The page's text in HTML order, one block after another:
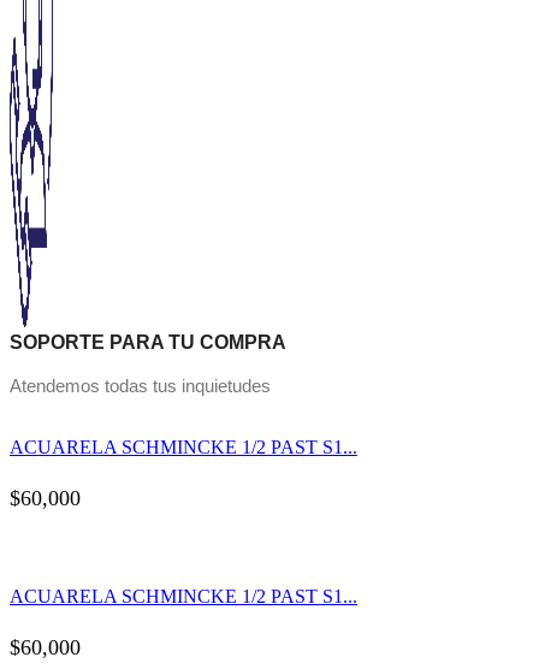
SOPORTE PARA TU COMPRA
Atendemos todas tus inquietudes
ACUARELA SCHMINCKE 1/2 PAST S1...
$60,000
ACUARELA SCHMINCKE 1/2 PAST S1...
$60,000